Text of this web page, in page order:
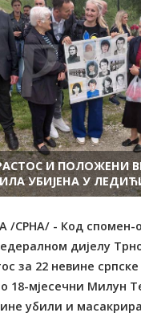
И ПОЛОЖЕНИ
УБИЈЕНА У
/СРНА/ - Код спомен-
дијелу
за 22 невине
18-мјесечни Милун
убили и